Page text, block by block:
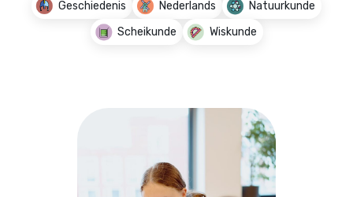
Geschiedenis
Nederlands
Natuurkunde
Scheikunde
Wiskunde